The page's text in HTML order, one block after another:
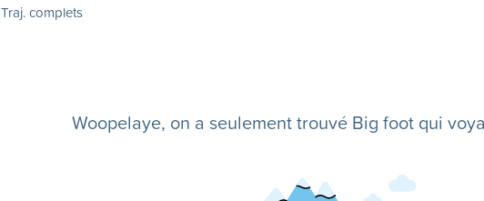
Traj. complets
Woopelaye, on a seulement trouvé Big foot qui